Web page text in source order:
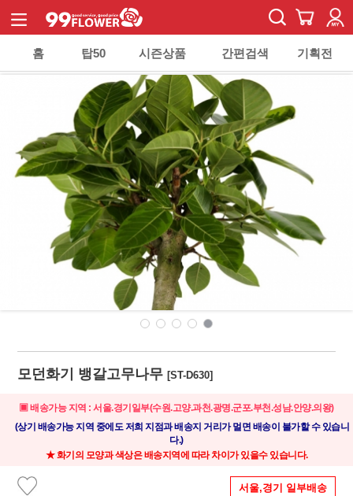
홈 탑50 시즌상품 간편검색 기획전
모던화기 뱅갈고무나무[ST-D630]
▣ 배송가능 지역 : 서울.경기일부(수원.고양.과천.광명.군포.부천.성남.안양.의왕)
(상기 배송가능 지역 중에도 저희 지점과 배송지 거리가 멀면 배송이 불가할 수 있습니
다.)
★ 화기의 모양과 색상은 배송지역에 따라 차이가 있을수 있습니다.
서울,경기 일부배송